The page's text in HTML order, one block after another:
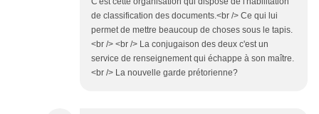
de classification des documents.<br /> Ce qui lui
permet de mettre beaucoup de choses sous le tapis.
<br /> <br /> La conjugaison des deux c'est un
service de renseignement qui échappe à son maître.
<br /> La nouvelle garde prétorienne?